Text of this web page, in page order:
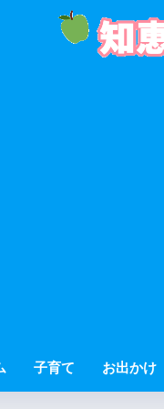
子育て お出かけ